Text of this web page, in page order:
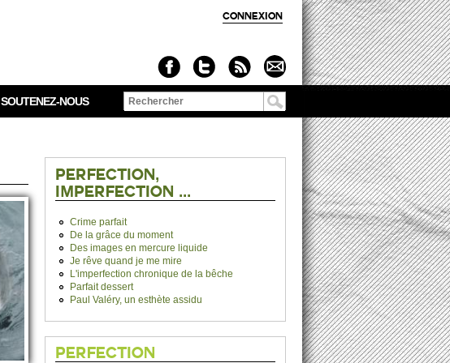
CONNEXION
SOUTENEZ-NOUS
Formulaire de
PERFECTION,
IMPERFECTION ...
Crime parfait
De la grâce du moment
Des images en mercure liquide
Je rêve quand je me mire
L'imperfection chronique de la bêche
Parfait dessert
Paul Valéry, un esthète assidu
PERFECTION